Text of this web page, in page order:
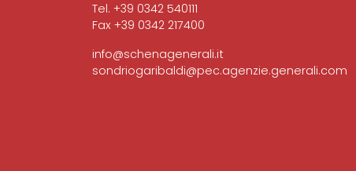
Tel. +39 0342 540111
Fax +39 0342 217400
info@schenagenerali.it
sondriogaribaldi@pec.agenzie.generali.com